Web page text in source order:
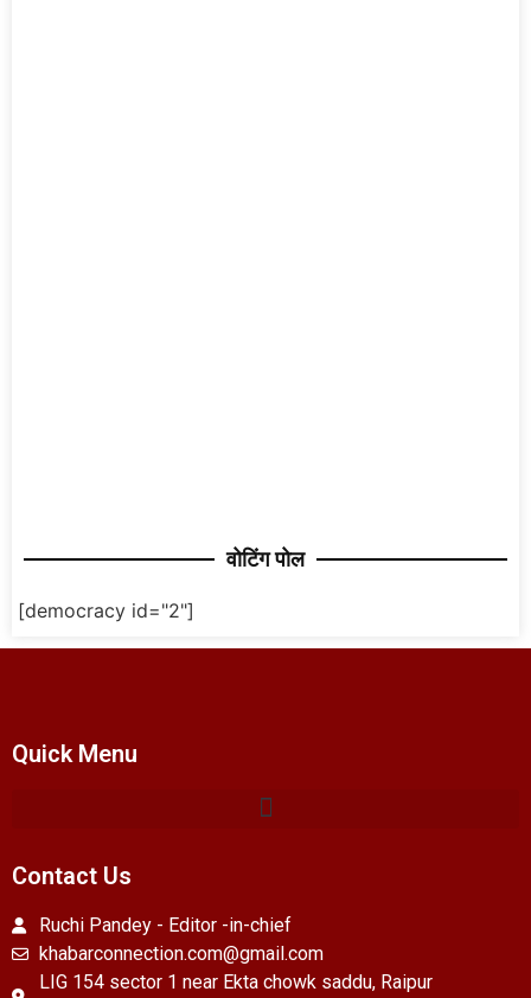
वोटिंग पोल
[democracy id="2"]
Quick Menu
Contact Us
Ruchi Pandey - Editor -in-chief
khabarconnection.com@gmail.com
LIG 154 sector 1 near Ekta chowk saddu, Raipur